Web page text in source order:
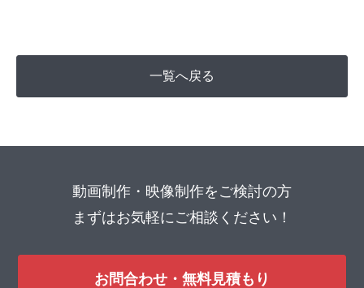
一覧へ戻る
動画制作・映像制作をご検討の方
まずはお気軽にご相談ください！
お問合わせ・無料見積もり